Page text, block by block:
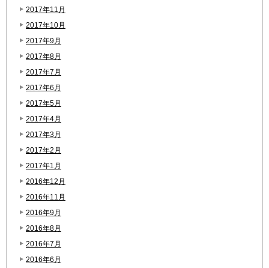
2017年11月
2017年10月
2017年9月
2017年8月
2017年7月
2017年6月
2017年5月
2017年4月
2017年3月
2017年2月
2017年1月
2016年12月
2016年11月
2016年9月
2016年8月
2016年7月
2016年6月